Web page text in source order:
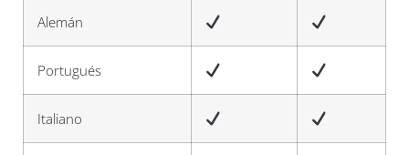
Alemán
Portugués
Italiano